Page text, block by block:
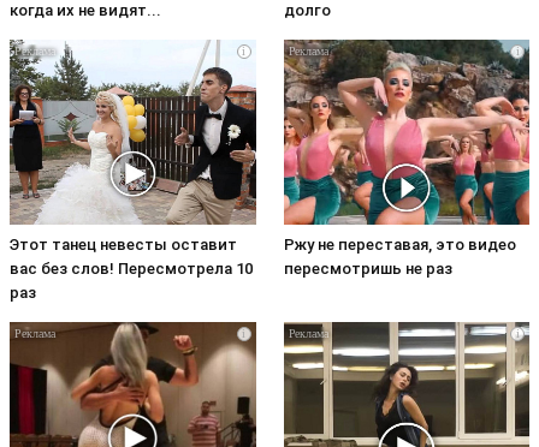
когда их не видят...
долго
i
Этот танец невесты оставит
вас без слов! Пересмотрела 10
раз
i
Ржу не переставая, это видео
пересмотришь не раз
i i